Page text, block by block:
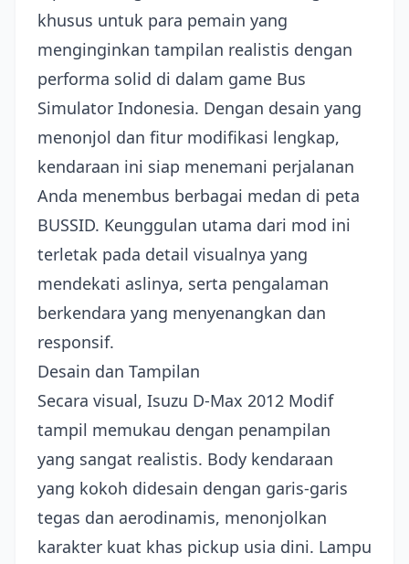
khusus untuk para pemain yang
menginginkan tampilan realistis dengan
performa solid di dalam game Bus
Simulator Indonesia. Dengan desain yang
menonjol dan fitur modifikasi lengkap,
kendaraan ini siap menemani perjalanan
Anda menembus berbagai medan di peta
BUSSID. Keunggulan utama dari mod ini
terletak pada detail visualnya yang
mendekati aslinya, serta pengalaman
berkendara yang menyenangkan dan
responsif.
Desain dan Tampilan
Secara visual, Isuzu D-Max 2012 Modif
tampil memukau dengan penampilan
yang sangat realistis. Body kendaraan
yang kokoh didesain dengan garis-garis
tegas dan aerodinamis, menonjolkan
karakter kuat khas pickup usia dini. Lampu